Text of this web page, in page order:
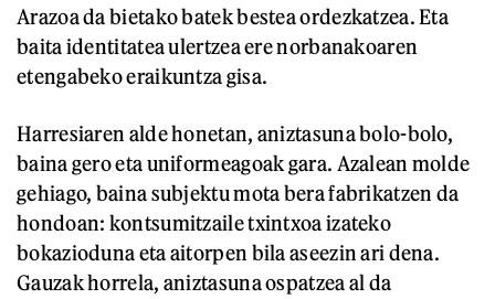
Arazoa da bietako batek bestea ordezkatzea. Eta
baita identitatea ulertzea ere norbanakoaren
etengabeko eraikuntza gisa.
Harresiaren alde honetan, aniztasuna bolo-bolo,
baina gero eta uniformeagoak gara. Azalean molde
gehiago, baina subjektu mota bera fabrikatzen da
hondoan: kontsumitzaile txintxoa izateko
bokazioduna eta aitorpen bila aseezin ari dena.
Gauzak horrela, aniztasuna ospatzea al da